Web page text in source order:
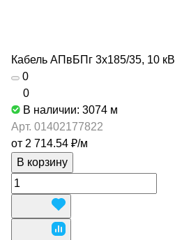
Кабель АПвБПг 3х185/35, 10 кВ
0
0
В наличии: 3074 м
Арт. 01402177822
от 2 714.54 ₽/м
В корзину